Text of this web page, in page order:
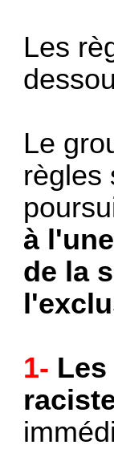
Les
Le
règles
à
de la
1-